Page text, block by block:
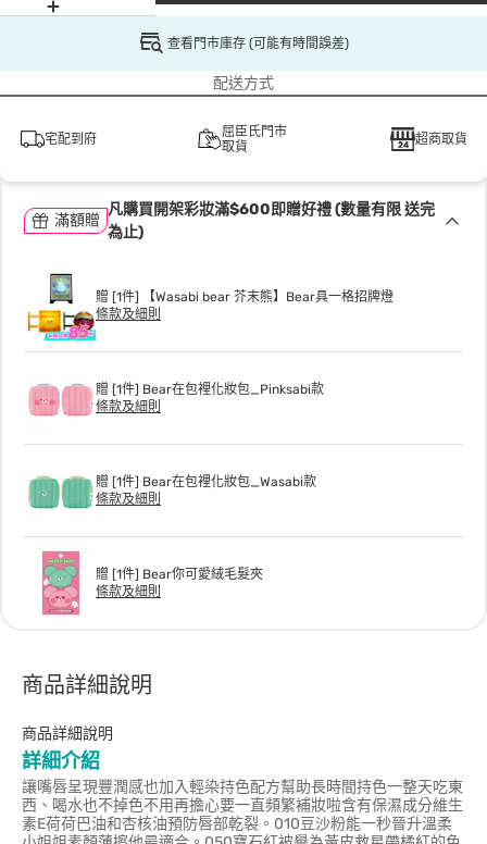
查看門市庫存 (可能有時間誤差)
配送方式
宅配到府
屈臣氏門市
取貨
超商取貨
滿額贈
凡購買開架彩妝滿$600即贈好禮 (數量有限 送完
為止)
贈 [1件] 【Wasabi bear 芥末熊】Bear具一格招牌燈
條款及細則
贈 [1件] Bear在包裡化妝包_Pinksabi款
條款及細則
贈 [1件] Bear在包裡化妝包_Wasabi款
條款及細則
贈 [1件] Bear你可愛絨毛髮夾
條款及細則
商品詳細說明
商品詳細說明
詳細介紹
讓嘴唇呈現豐潤感也加入輕染持色配方幫助長時間持色一整天吃東
西、喝水也不掉色不用再擔心要一直頻繁補妝啦含有保濕成分維生
素E荷荷巴油和杏核油預防唇部乾裂。010豆沙粉能一秒晉升溫柔